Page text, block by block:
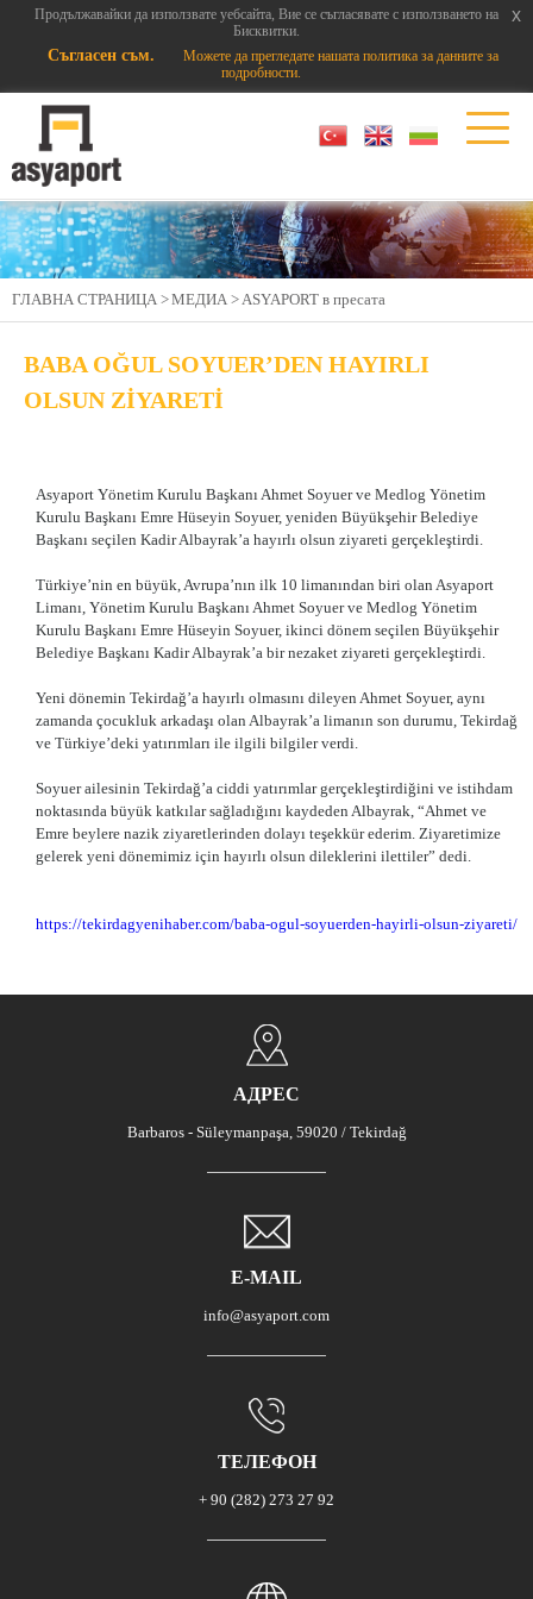
Продължавайки да използвате уебсайта, Вие се съгласявате с използването на
Бисквитки.
Съгласен съм.
Можете да прегледате нашата политика за данните за
подробности.
x
ГЛАВНА СТРАНИЦА >МЕДИА >АSYAPORT в пресата
BABA OĞUL SOYUER’DEN HAYIRLI
OLSUN ZİYARETİ
Asyaport Yönetim Kurulu Başkanı Ahmet Soyuer ve Medlog Yönetim
Kurulu Başkanı Emre Hüseyin Soyuer, yeniden Büyükşehir Belediye
Başkanı seçilen Kadir Albayrak’a hayırlı olsun ziyareti gerçekleştirdi.
Türkiye’nin en büyük, Avrupa’nın ilk 10 limanından biri olan Asyaport
Limanı, Yönetim Kurulu Başkanı Ahmet Soyuer ve Medlog Yönetim
Kurulu Başkanı Emre Hüseyin Soyuer, ikinci dönem seçilen Büyükşehir
Belediye Başkanı Kadir Albayrak’a bir nezaket ziyareti gerçekleştirdi.
Yeni dönemin Tekirdağ’a hayırlı olmasını dileyen Ahmet Soyuer, aynı
zamanda çocukluk arkadaşı olan Albayrak’a limanın son durumu, Tekirdağ
ve Türkiye’deki yatırımları ile ilgili bilgiler verdi.
Soyuer ailesinin Tekirdağ’a ciddi yatırımlar gerçekleştirdiğini ve istihdam
noktasında büyük katkılar sağladığını kaydeden Albayrak, “Ahmet ve
Emre beylere nazik ziyaretlerinden dolayı teşekkür ederim. Ziyaretimize
gelerek yeni dönemimiz için hayırlı olsun dileklerini ilettiler” dedi.
https://tekirdagyenihaber.com/baba-ogul-soyuerden-hayirli-olsun-ziyareti/
АДРЕС
Barbaros - Süleymanpaşa, 59020 / Tekirdağ
E-MAIL
info@asyaport.com
ТЕЛЕФОН
+ 90 (282) 273 27 92
x